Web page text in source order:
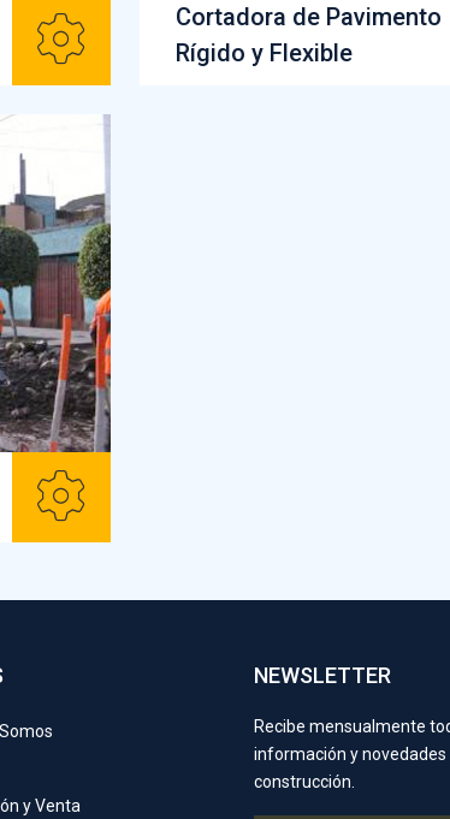
Cortadora de Pavimento
Rígido y Flexible
y Venta
NEWSLETTER
Recibe mensualmente
información y novedades
construcción.